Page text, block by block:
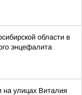
области в
энцефалита
на улицах Виталия